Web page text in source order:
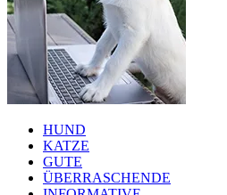
HUND
KATZE
GUTE
ÜBERRASCHENDE